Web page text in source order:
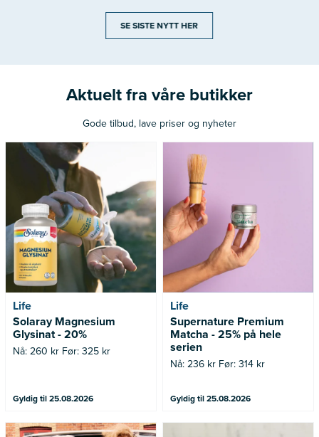
SE SISTE NYTT HER
Aktuelt fra våre butikker
Gode tilbud, lave priser og nyheter
Life
Solaray Magnesium
Glysinat - 20%
Nå: 260 kr Før: 325 kr
Gyldig til 25.08.2026
Nå: 260 kr Før: 325 kr
Life
Supernature Premium
Matcha - 25% på hele
serien
Nå: 236 kr Før: 314 kr
Gyldig til 25.08.2026